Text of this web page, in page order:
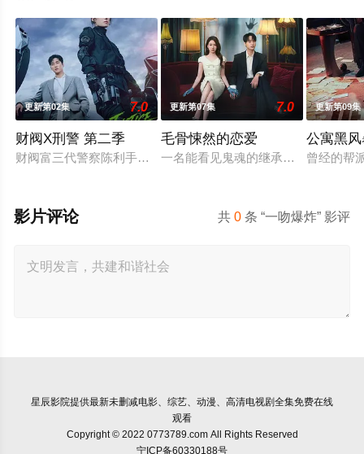
更新第02集 7.0
财阀X刑警 第二季
财阀富三代警察陈利手（安普贤 饰）华丽回归，完美蜕变为成
更新第07集 7.0
毛骨悚然的恋爱
一名能看见鬼魂的继承人与一名王牌
更新第09集
公寓黑
曾经的帮
共0 条 “一吻爆炸” 影评
影片评论
星辰影院提供最新未删减电影、综艺、动漫、高清电视剧全集免费在线
观看
Copyright © 2022 0773789.com All Rights Reserved
宁ICP备60330188号